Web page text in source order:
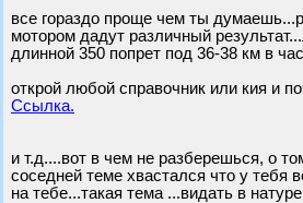
все гораздо проще чем ты
мотором дадут различный
длинной 350 попрет под 36-38 км в
открой любой справочник или кия и
Ссылка.
и т.д....вот в чем не разберешься, о
соседней теме хвастался что у тебя
на тебе...такая тема ...видать в